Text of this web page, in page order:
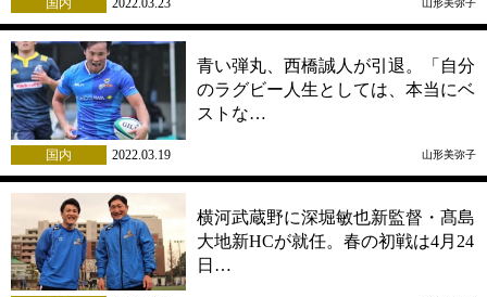
国内 2022.03.23 山形美弥子
青い弾丸、西橋誠人が引退。「自分
のラグビー人生としては、本当にベ
ストな…
国内 2022.03.19 山形美弥子
横河武蔵野に深堀敏也新監督・髙島
大地新HCが就任。春の初戦は4月24
日…